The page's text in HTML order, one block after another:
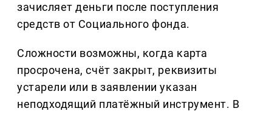
зачисляет деньги после поступления
средств от Социального фонда.
Сложности возможны, когда карта
просрочена, счёт закрыт, реквизиты
устарели или в заявлении указан
неподходящий платёжный инструмент. В